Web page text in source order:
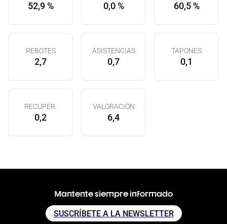
52,9 % 0,0 % 60,5 %
REBOTES
2,7
ASISTENCIAS
0,7
TAPONES
0,1
RECUPER.
0,2
VALORACIÓN
6,4
Mantente siempre informado
SUSCRÍBETE A LA NEWSLETTER